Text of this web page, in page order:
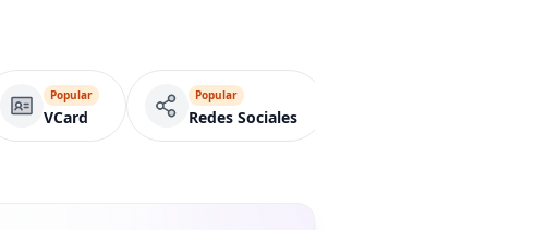
Popular
VCard
Popular
Redes Sociales